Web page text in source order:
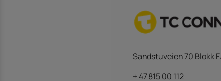
Sandstuveien 70 Blokk
+ 47 815 00 112